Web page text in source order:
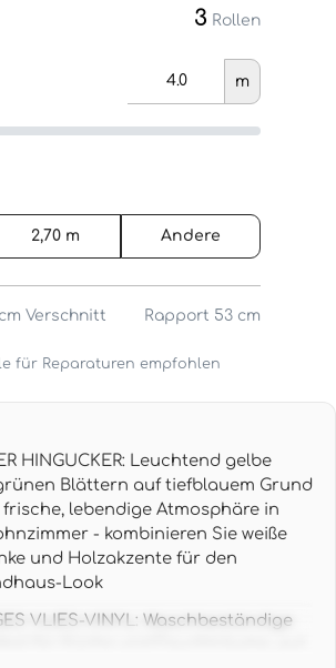
3 Rollen
m
2,70 m Andere
Verschnitt Rapport 53 cm
für Reparaturen empfohlen
HINGUCKER: Leuchtend gelbe
Blättern auf tiefblauem Grund
lebendige Atmosphäre in
- kombinieren Sie weiße
und Holzakzente für den
Look
VLIES-VINYL: Waschbeständige